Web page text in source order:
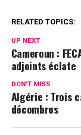
RELATED TOPICS:
UP NEXT
Cameroun :
adjoints éclate
DON'T MISS
Algérie : Trois
décombres